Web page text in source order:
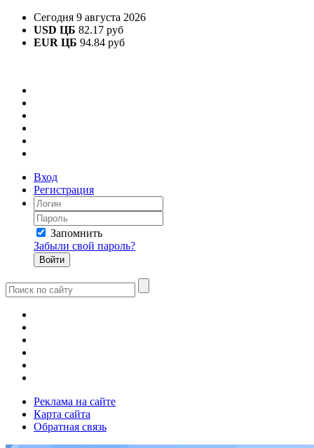
Сегодня 9 августа 2026
USD ЦБ 82.17 руб
EUR ЦБ 94.84 руб
Вход
Регистрация
Запомнить
Забыли свой пароль?
Реклама на сайте
Карта сайта
Обратная связь